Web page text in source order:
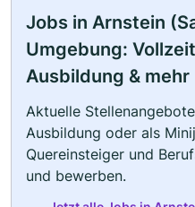
Jobs in Arnstein
Umgebung:
Ausbildung & mehr
Aktuelle
Ausbildung oder als
Quereinsteiger und
und bewerben.